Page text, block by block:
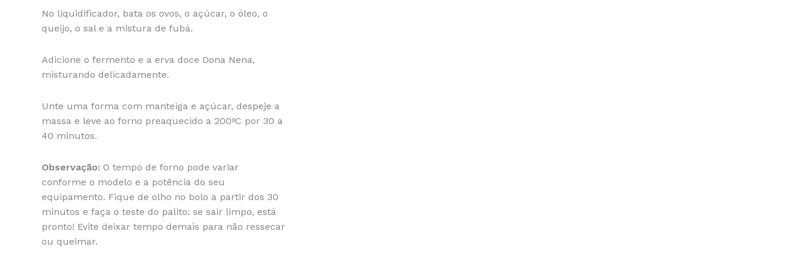
No liquidificador, bata os ovos, o açúcar, o óleo, o
queijo, o sal e a mistura de fubá.
Adicione o fermento e a erva doce Dona Nena,
misturando delicadamente.
Unte uma forma com manteiga e açúcar, despeje a
massa e leve ao forno preaquecido a 200ºC por 30 a
40 minutos.
Observação: O tempo de forno pode variar
conforme o modelo e a potência do seu
equipamento. Fique de olho no bolo a partir dos 30
minutos e faça o teste do palito: se sair limpo, está
pronto! Evite deixar tempo demais para não ressecar
ou queimar.